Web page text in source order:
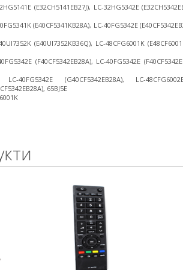
(E32CH5141EB27J), LC-32HG5342E
(E40CF5341KB28A), LC-40FG5342E
(E40UI7352KB36Q), LC-48CFG6001K
(F40CF5342EB28A), LC-40FG5342E
LC-40FG5342E (G40CF5342EB28A), LC-
65BJ5E